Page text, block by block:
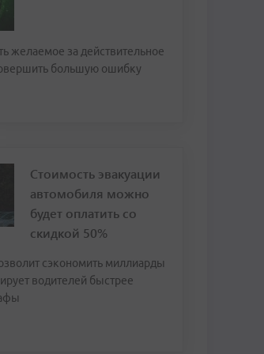
желаемое за действительное
большую ошибку
Стоимость эвакуации
автомобиля можно
будет оплатить со
скидкой 50%
сэкономить миллиарды
водителей быстрее